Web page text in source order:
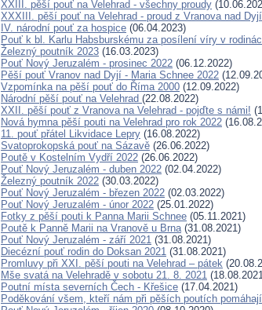
XXIII. pěší pouť na Velehrad - všechny proudy
XXXIII. pěší pouť na Velehrad - proud z Vranova nad Dyjí
IV. národní pouť za hospice (06.04.2023)
Pouť k bl. Karlu Habsburskému za posílení víry v
Železný poutník 2023 (16.03.2023)
Pouť Nový Jeruzalém - prosinec 2022 (06.12.2022)
Pěší pouť Vranov nad Dyjí - Maria Schnee 2022
Vzpomínka na pěší pouť do Říma 2000 (12.09.2022)
Národní pěší pouť na Velehrad (22.08.2022)
XXII. pěší pouť z Vranova na Velehrad - pojďte s námi!
Nová hymna pěší pouti na Velehrad pro rok 2022
11. pouť přátel Likvidace Lepry (16.08.2022)
Svatoprokopská pouť na Sázavě (26.06.2022)
Poutě v Kostelním Vydří 2022 (26.06.2022)
Pouť Nový Jeruzalém - duben 2022 (02.04.2022)
Železný poutník 2022 (30.03.2022)
Pouť Nový Jeruzalém - březen 2022 (02.03.2022)
Pouť Nový Jeruzalém - únor 2022 (25.01.2022)
Fotky z pěší pouti k Panna Marii Schnee (05.11.2021)
Poutě k Panně Marii na Vranově u Brna(31.08.2021)
Pouť Nový Jeruzalém - září 2021 (31.08.2021)
Diecézní pouť rodin do Doksan 2021 (31.08.2021)
Promluvy při XXI. pěší pouti na Velehrad – pátek
Mše svatá na Velehradě v sobotu 21. 8. 2021
Poutní místa severních Čech - Křešice (17.04.2021)
Poděkování všem, kteří nám při pěších poutích pomáhají